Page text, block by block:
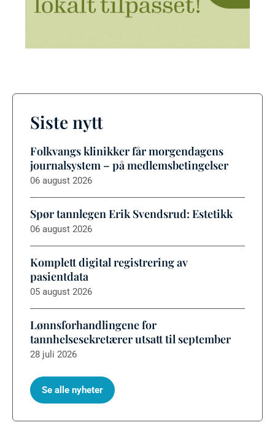
Siste nytt
Folkvangs klinikker får morgendagens
journalsystem – på medlemsbetingelser
06 august 2026
Spør tannlegen Erik Svendsrud: Estetikk
06 august 2026
Komplett digital registrering av
pasientdata
05 august 2026
Lønnsforhandlingene for
tannhelsesekretærer utsatt til september
28 juli 2026
Se alle nyheter